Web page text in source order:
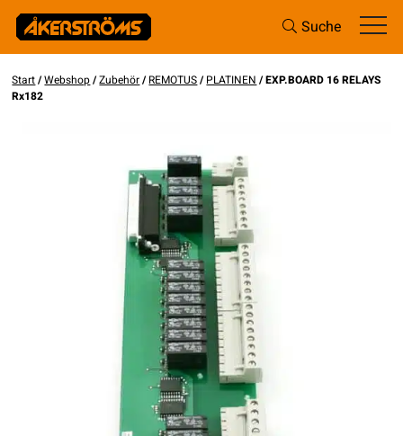
Suche
Start/Webshop/Zubehör/REMOTUS/PLATINEN / EXP.BOARD 16 RELAYS
Rx182